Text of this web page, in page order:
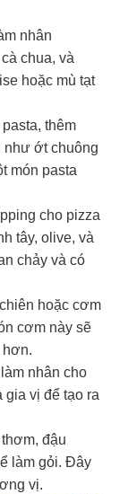
nhân
chua, và
hoặc mù tạt
thêm
như ớt chuông
món pasta
cho pizza
tây, olive, và
chảy và có
hoặc cơm
cơm này sẽ
hơn.
nhân cho
gia vị để tạo ra
đậu
làm gỏi. Đây
vị.